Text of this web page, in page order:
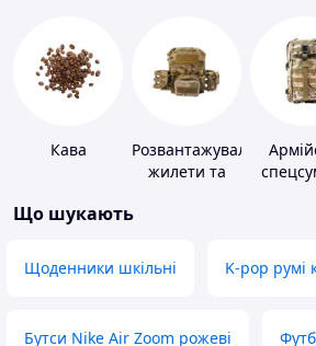
Кава
Розвантажувальні
жилети та
Що шукають
Щоденники шкільні K-pop румі
Бутси Nike Air Zoom рожеві